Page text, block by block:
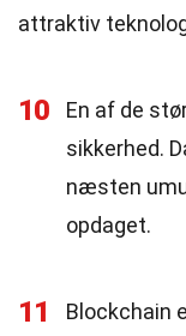
attraktiv
10
En af de
sikkerhed.
næsten
opdaget.
11
Blockchain